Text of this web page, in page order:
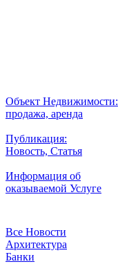
Объект Недвижимости:
продажа, аренда
Публикация:
Новость, Статья
Информация об
оказываемой Услуге
Все Новости
Архитектура
Банки